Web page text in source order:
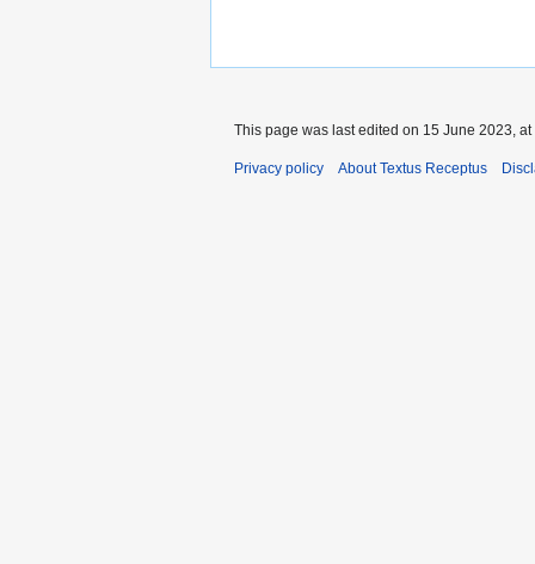
This page was last edited on 15 June 2023, at
Privacy policy About Textus Receptus